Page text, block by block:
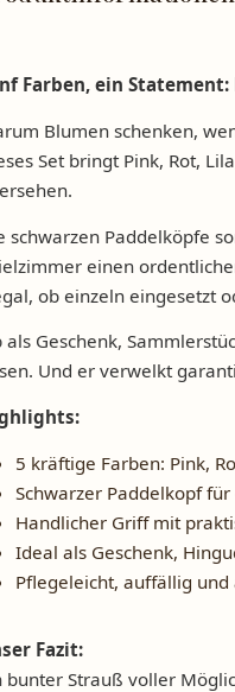
Farben, ein
Blumen schenken,
Set bringt Pink, Rot,
schwarzen Paddelköpfe
einen
ob einzeln eingesetzt
als Geschenk,
Und er verwelkt
5 kräftige Farben: Pink,
Schwarzer Paddelkopf
Handlicher Griff mit
Ideal als Geschenk,
Pflegeleicht, auffällig
Fazit:
bunter Strauß voller